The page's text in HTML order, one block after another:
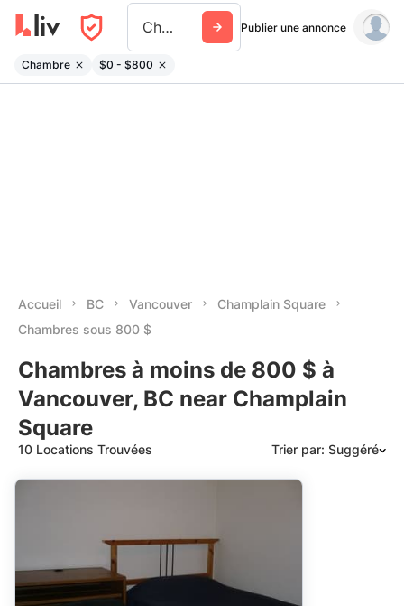
Champlain Square Publier une annonce
Chambre $0 - $800
Accueil BC Vancouver
Champlain Square
Chambres sous 800 $
Chambres à moins de 800 $ à
Vancouver, BC near Champlain
Square
10 Locations Trouvées Trier par: Suggéré
Date: les plus anciens d’abord
Prix - $$$ à $